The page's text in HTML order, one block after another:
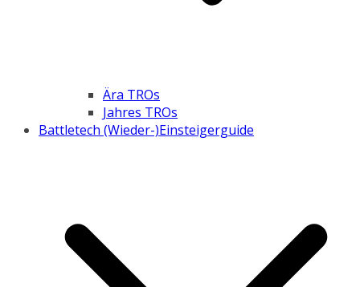
Ära TROs
Jahres TROs
Battletech (Wieder-)Einsteigerguide